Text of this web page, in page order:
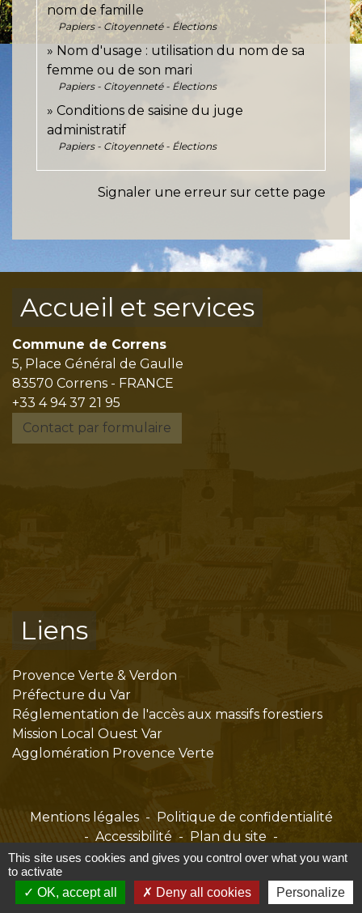
nom de famille
Papiers - Citoyenneté - Élections
Nom d'usage : utilisation du nom de sa
femme ou de son mari
Papiers - Citoyenneté - Élections
Conditions de saisine du juge
administratif
Papiers - Citoyenneté - Élections
Signaler une erreur sur cette page
Accueil et services
Commune de Correns
5, Place Général de Gaulle
83570 Correns - FRANCE
+33 4 94 37 21 95
Contact par formulaire
Liens
Provence Verte & Verdon
Préfecture du Var
Réglementation de l'accès aux massifs forestiers
Mission Local Ouest Var
Agglomération Provence Verte
Mentions légales - Politique de confidentialité
- Accessibilité - Plan du site -
Gestion des cookies
Site créé en partenariat avec Réseau des Communes
This site uses cookies and gives you control over what you want
to activate
OK, accept all
Deny all cookies Personalize